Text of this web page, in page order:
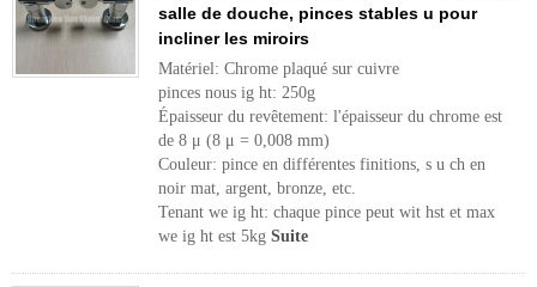
salle de douche, pinces stables u pour
incliner les miroirs
Matériel: Chrome plaqué sur cuivre
pinces nous ig ht: 250g
Épaisseur du revêtement: l'épaisseur du chrome est
de 8 μ (8 μ = 0,008 mm)
Couleur: pince en différentes finitions, s u ch en
noir mat, argent, bronze, etc.
Tenant we ig ht: chaque pince peut wit hst et max
we ig ht est 5kg Suite